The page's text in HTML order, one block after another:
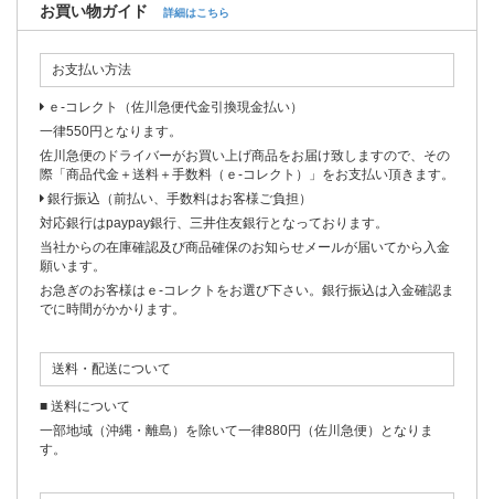
お買い物ガイド 詳細はこちら
お支払い方法
ｅ-コレクト（佐川急便代金引換現金払い）
一律550円となります。
佐川急便のドライバーがお買い上げ商品をお届け致しますので、その
際「商品代金＋送料＋手数料（ｅ-コレクト）」をお支払い頂きます。
銀行振込（前払い、手数料はお客様ご負担）
対応銀行はpaypay銀行、三井住友銀行となっております。
当社からの在庫確認及び商品確保のお知らせメールが届いてから入金
願います。
お急ぎのお客様はｅ-コレクトをお選び下さい。銀行振込は入金確認ま
でに時間がかかります。
送料・配送について
■ 送料について
一部地域（沖縄・離島）を除いて一律880円（佐川急便）となりま
す。